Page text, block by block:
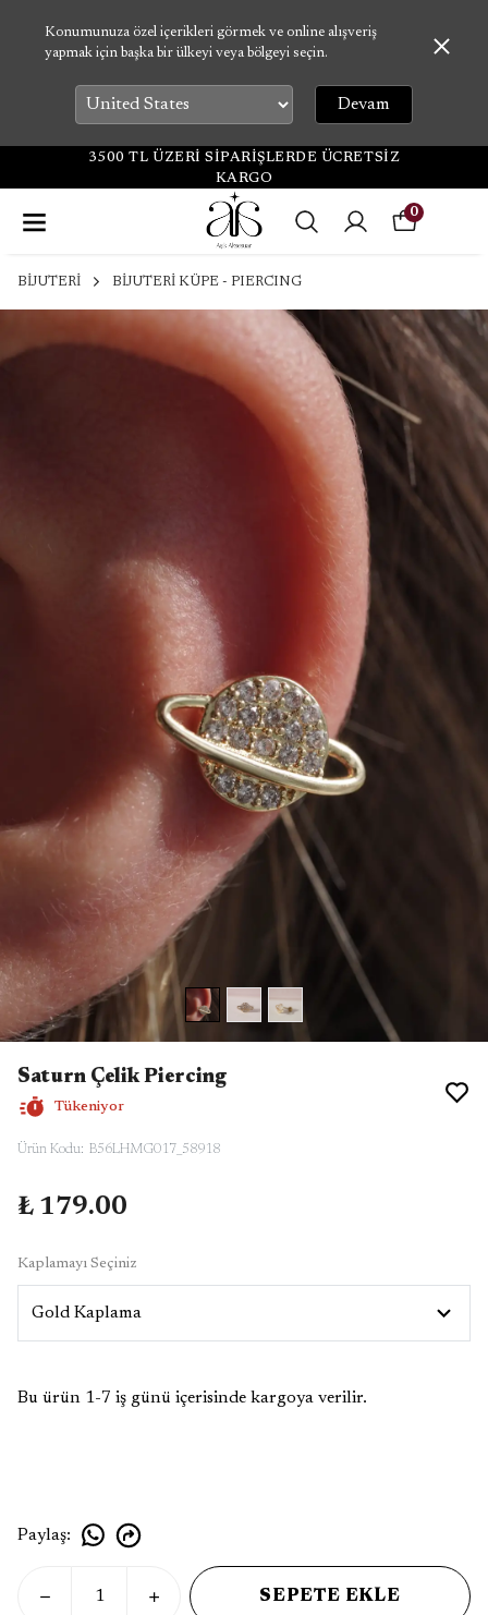
Konumunuza özel içerikleri görmek ve online alışveriş
yapmak için başka bir ülkeyi veya bölgeyi seçin.
Devam
3500 TL ÜZERİ SİPARİŞLERDE ÜCRETSİZ
KARGO
0
BİJUTERİ BİJUTERİ KÜPE - PIERCING
Saturn Çelik Piercing
Tükeniyor
Ürün Kodu: B56LHMG017_58918
₺ 179.00
Kaplamayı Seçiniz
Bu ürün 1-7 iş günü içerisinde kargoya verilir.
Paylaş:
SEPETE EKLE